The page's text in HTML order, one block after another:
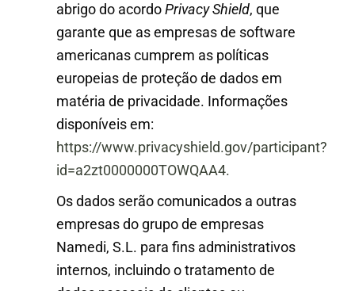
abrigo do acordoPrivacy Shield, que
garante que as empresas de software
americanas cumprem as políticas
europeias de proteção de dados em
matéria de privacidade. Informações
disponíveis em:
https://www.privacyshield.gov/participant?
id=a2zt0000000TOWQAA4.
Os dados serão comunicados a outras
empresas do grupo de empresas
Namedi, S.L. para fins administrativos
internos, incluindo o tratamento de